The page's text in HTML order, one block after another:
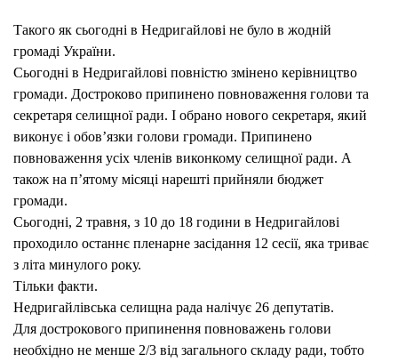
Такого як сьогодні в Недригайлові не було в жодній
громаді України.
Сьогодні в Недригайлові повністю змінено керівництво
громади. Достроково припинено повноваження голови та
секретаря селищної ради. І обрано нового секретаря, який
виконує і обов’язки голови громади. Припинено
повноваження усіх членів виконкому селищної ради. А
також на п’ятому місяці нарешті прийняли бюджет
громади.
Сьогодні, 2 травня, з 10 до 18 години в Недригайлові
проходило останнє пленарне засідання 12 сесії, яка триває
з літа минулого року.
Тільки факти.
Недригайлівська селищна рада налічує 26 депутатів.
Для дострокового припинення повноважень голови
необхідно не менше 2/3 від загального складу ради, тобто